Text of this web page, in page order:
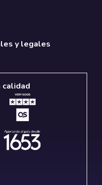
y legales
calidad